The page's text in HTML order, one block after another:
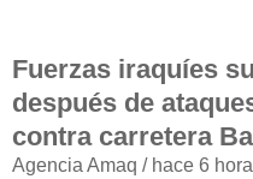
Fuerzas iraquíes
después de
contra carretera
Agencia Amaq / hace 6